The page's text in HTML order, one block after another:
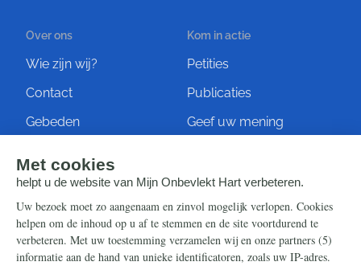
Over ons
Wie zijn wij?
Contact
Gebeden
Kom in actie
Petities
Publicaties
Geef uw mening
Steun ons
Nieuwsbrief
Eenmalig
Info
Contact
Ontvang onze Telegram-